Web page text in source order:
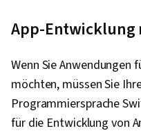
Agentische
Agenten,
Muster,
App-
Wenn Sie Anwendungen
möchten, müssen Sie
Programmiersprache
für die Entwicklung von